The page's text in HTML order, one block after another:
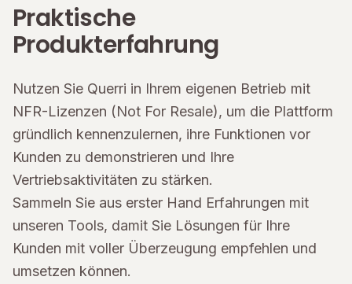
Praktische
Produkterfahrung
Nutzen Sie Querri in Ihrem eigenen Betrieb mit
NFR-Lizenzen (Not For Resale), um die Plattform
gründlich kennenzulernen, ihre Funktionen vor
Kunden zu demonstrieren und Ihre
Vertriebsaktivitäten zu stärken.
Sammeln Sie aus erster Hand Erfahrungen mit
unseren Tools, damit Sie Lösungen für Ihre
Kunden mit voller Überzeugung empfehlen und
umsetzen können.